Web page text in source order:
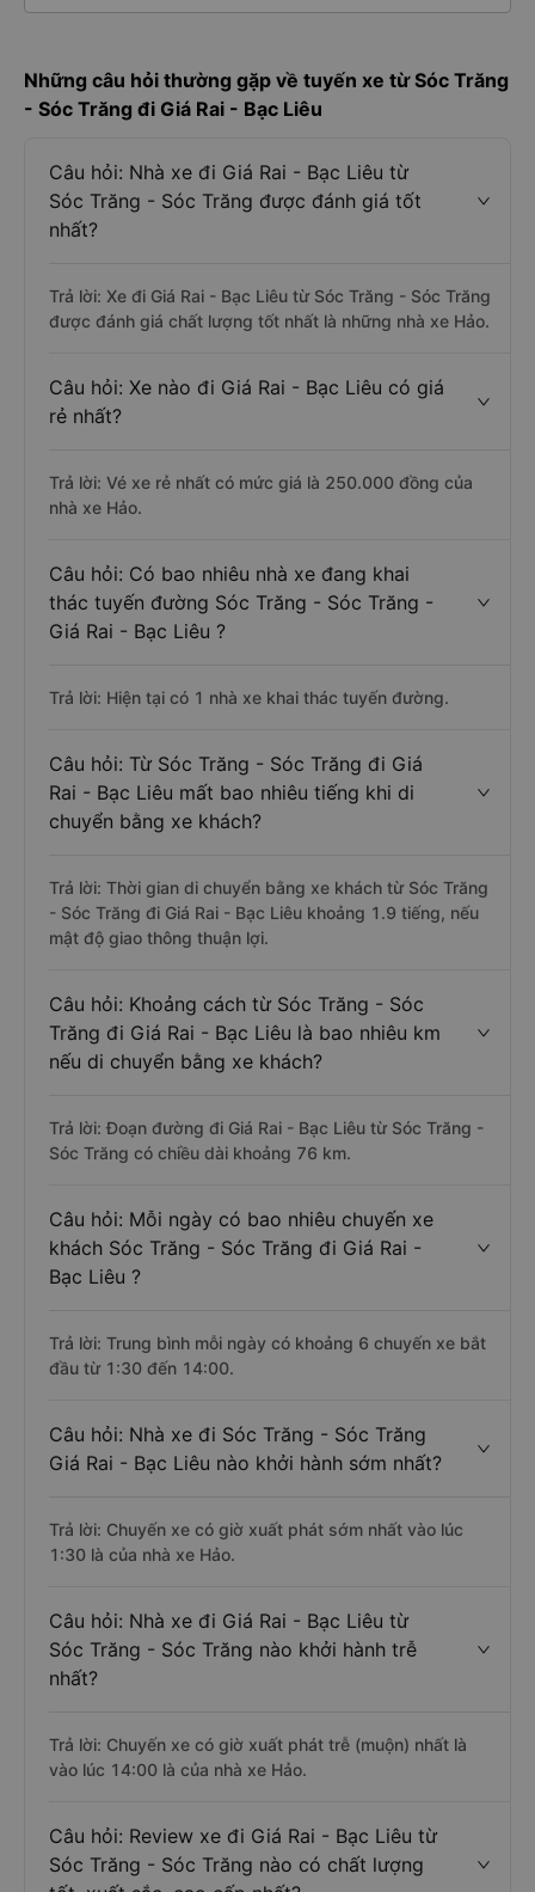
Những câu hỏi thường gặp về tuyến xe từ Sóc Trăng
- Sóc Trăng đi Giá Rai - Bạc Liêu
Câu hỏi: Nhà xe đi Giá Rai - Bạc Liêu từ
Sóc Trăng - Sóc Trăng được đánh giá tốt
nhất?
Trả lời: Xe đi Giá Rai - Bạc Liêu từ Sóc Trăng - Sóc Trăng
được đánh giá chất lượng tốt nhất là những nhà xe Hảo.
Câu hỏi: Xe nào đi Giá Rai - Bạc Liêu có giá
rẻ nhất?
Trả lời: Vé xe rẻ nhất có mức giá là 250.000 đồng của
nhà xe Hảo.
Câu hỏi: Có bao nhiêu nhà xe đang khai
thác tuyến đường Sóc Trăng - Sóc Trăng -
Giá Rai - Bạc Liêu ?
Trả lời: Hiện tại có 1 nhà xe khai thác tuyến đường.
Câu hỏi: Từ Sóc Trăng - Sóc Trăng đi Giá
Rai - Bạc Liêu mất bao nhiêu tiếng khi di
chuyển bằng xe khách?
Trả lời: Thời gian di chuyển bằng xe khách từ Sóc Trăng
- Sóc Trăng đi Giá Rai - Bạc Liêu khoảng 1.9 tiếng, nếu
mật độ giao thông thuận lợi.
Câu hỏi: Khoảng cách từ Sóc Trăng - Sóc
Trăng đi Giá Rai - Bạc Liêu là bao nhiêu km
nếu di chuyển bằng xe khách?
Trả lời: Đoạn đường đi Giá Rai - Bạc Liêu từ Sóc Trăng -
Sóc Trăng có chiều dài khoảng 76 km.
Câu hỏi: Mỗi ngày có bao nhiêu chuyến xe
khách Sóc Trăng - Sóc Trăng đi Giá Rai -
Bạc Liêu ?
Trả lời: Trung bình mỗi ngày có khoảng 6 chuyến xe bắt
đầu từ 1:30 đến 14:00.
Câu hỏi: Nhà xe đi Sóc Trăng - Sóc Trăng
Giá Rai - Bạc Liêu nào khởi hành sớm nhất?
Trả lời: Chuyến xe có giờ xuất phát sớm nhất vào lúc
1:30 là của nhà xe Hảo.
Câu hỏi: Nhà xe đi Giá Rai - Bạc Liêu từ
Sóc Trăng - Sóc Trăng nào khởi hành trễ
nhất?
Trả lời: Chuyến xe có giờ xuất phát trễ (muộn) nhất là
vào lúc 14:00 là của nhà xe Hảo.
Câu hỏi: Review xe đi Giá Rai - Bạc Liêu từ
Sóc Trăng - Sóc Trăng nào có chất lượng